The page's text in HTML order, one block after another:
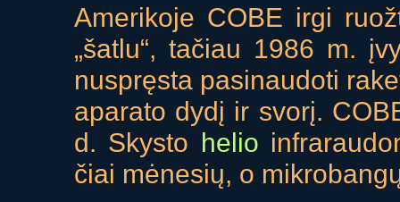
Amerikoje COBE irgi
„šatlu“, tačiau 1986 m.
nuspręsta pasinaudoti
aparato dydį ir svorį.
d. Skysto helio
čiai mėnesių, o